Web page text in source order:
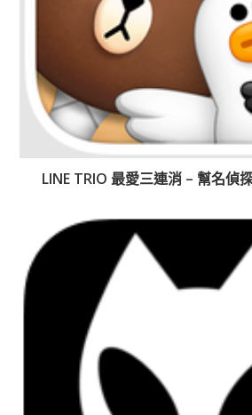
LINE TRIO 最愛三連消 – 幫名偵